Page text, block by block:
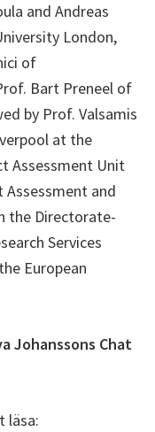
and Andreas
London,
of
Bart Preneel of
by Prof. Valsamis
at the
Assessment Unit
and
the Directorate-
Services
European
Johanssons Chat
läsa: